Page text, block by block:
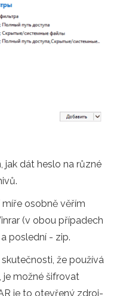
jak dát heslo na různé
míře osobně věřím
(v obou případech
poslední - zip.
že používá
je možné šifrovat
je to otevřený zdroj-